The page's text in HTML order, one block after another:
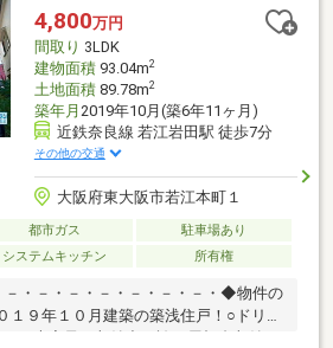
をスタート♪室内大変キレイです！是非
4,800万円
間取り 3LDK
建物面積93.04m2
土地面積89.78m2
築年月 2019年10月(築6年11ヶ月)
近鉄奈良線 若江岩田駅 徒歩7分
その他の交通
大阪府東大阪市若江本町１
都市ガス
駐車場あり
システムキッチン 所有権
－・－・－・－・－・－・－・◆物件の
９年１０月建築の築浅住戸！○ドリー
♪○大容量の収納力を誇る屋根裏収納